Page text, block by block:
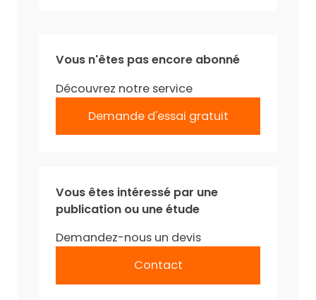
Vous n'êtes pas encore abonné
Découvrez notre service
Demande d'essai gratuit
Vous êtes intéressé par une
publication ou une étude
Demandez-nous un devis
Contact